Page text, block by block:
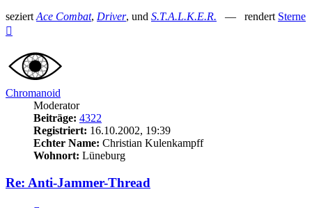
seziert Ace Combat, Driver, und S.T.A.L.K.E.R. — rendert Sterne
Chromanoid
Moderator
Beiträge: 4322
Registriert: 16.10.2002, 19:39
Echter Name: Christian Kulenkampff
Wohnort: Lüneburg
Re: Anti-Jammer-Thread